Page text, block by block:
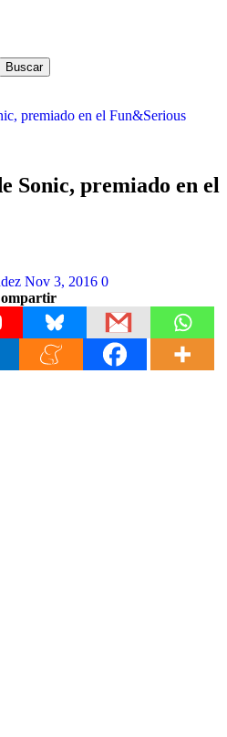
Buscar
premiado en el Fun&Serious
Sonic, premiado en el
Nov 3, 2016 0